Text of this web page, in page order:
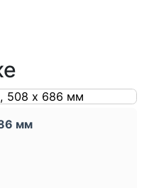
мм